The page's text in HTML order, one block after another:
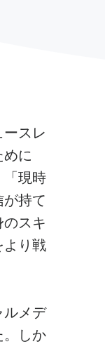
スレ
に
「現時
持て
スキ
より戦
ルメデ
。しか